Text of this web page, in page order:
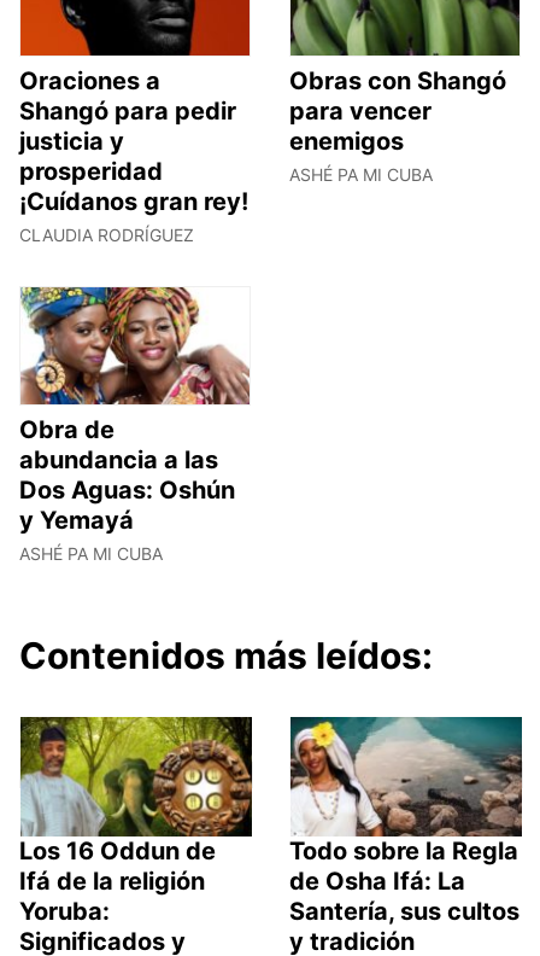
Oraciones a
Shangó para pedir
justicia y
prosperidad
¡Cuídanos gran rey!
CLAUDIA RODRÍGUEZ
Obras con Shangó
para vencer
enemigos
ASHÉ PA MI CUBA
Obra de
abundancia a las
Dos Aguas: Oshún
y Yemayá
ASHÉ PA MI CUBA
Contenidos más leídos:
Los 16 Oddun de
Ifá de la religión
Yoruba:
Significados y
Todo sobre la Regla
de Osha Ifá: La
Santería, sus cultos
y tradición